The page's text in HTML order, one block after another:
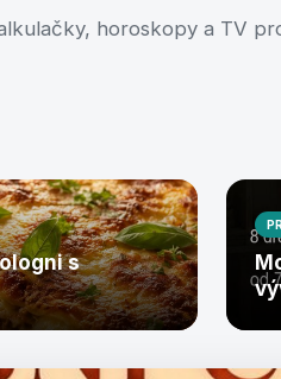
horoskopy a TV
2026:
s